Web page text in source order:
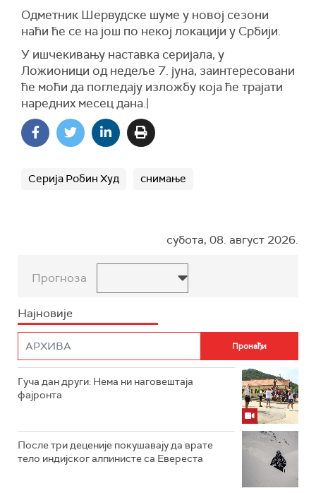
Одметник Шервудске шуме у новој сезони
наћи ће се на још по некој локацији у Србији.
У ишчекивању наставка серијала, у
Ложионици од недеље 7. јуна, заинтересовани
ће моћи да погледају изложбу која ће трајати
наредних месец дана.|
Серија Робин Худ снимање
субота, 08. август 2026.
Прогноза
Најновије
Гуча дан други: Нема ни наговештаја
фајронта
После три деценије покушавају да врате
тело индијског алпинисте са Евереста